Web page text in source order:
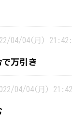
04/04(月)
万引き
04/04(月)